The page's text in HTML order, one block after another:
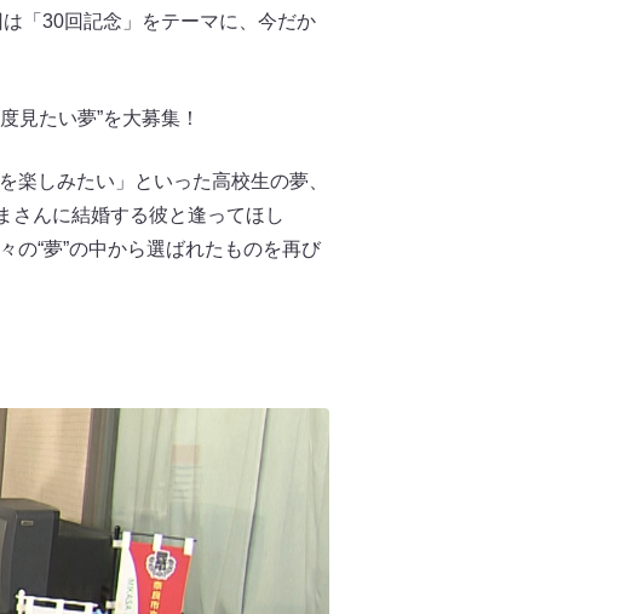
「30回記念」をテーマに、今だか
見たい夢”を大募集！
しみたい」といった高校生の夢、
さんに結婚する彼と逢ってほし
の“夢”の中から選ばれたものを再び